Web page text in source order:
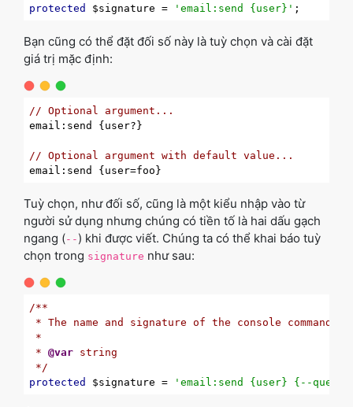
protected
$signature = 'email:send {user}'
Bạn cũng có thể đặt đối số này là tuỳ chọn và cài đặt
giá trị mặc định:
// Optional argument...
email:send {user?}
// Optional argument with default value...
Tuỳ chọn, như đối số, cũng là một kiểu nhập vào từ
người sử dụng nhưng chúng có tiền tố là hai dấu gạch
ngang (-- ) khi được viết. Chúng ta có thể khai báo tuỳ
chọn trong signature như sau:
/**
* The name and signature of the console command.
*
* @var string
*/
protected
$signature = 'email:send {user} {--